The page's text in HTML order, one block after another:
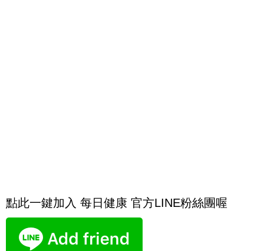
點此一鍵加入 每日健康 官方LINE粉絲團喔